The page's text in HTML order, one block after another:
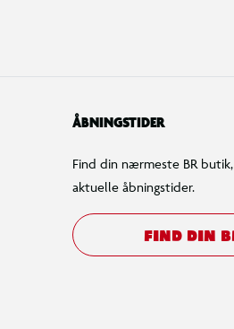
ÅBNINGSTIDER
Find din nærmeste BR
aktuelle åbningstider.
FIND DIN